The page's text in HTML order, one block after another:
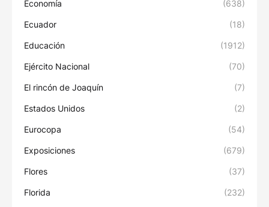
Economía (638)
Ecuador (18)
Educación (1912)
Ejército Nacional (70)
El rincón de Joaquín (7)
Estados Unidos (2)
Eurocopa (54)
Exposiciones (679)
Flores (37)
Florida (232)